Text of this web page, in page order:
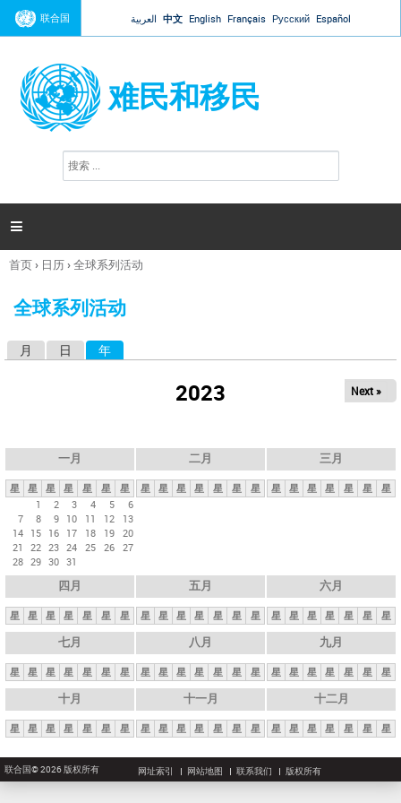
Jump to navigation
联合国 العربية 中文 English Français Русский Español
难民和移民
搜
索

你
这
首页› 日历›全球系列活动
全球系列活动
月 日 年
2023 Next »
一月
星 星 星 星 星 星
星
1
2 3 4 5
6
7
8 9 10 11 12
13
14 15 16 17 18 19 20
21
22 23 24 25 26 27
28 29 30 31
二月
星 星 星 星 星 星 星
三月
星 星 星 星 星 星 星
四月
星 星 星 星 星 星 星
五月
星 星 星 星 星 星 星
六月
星 星 星 星 星 星 星
七月
星 星 星 星 星 星 星
八月
星 星 星 星 星 星 星
九月
星 星 星 星 星 星 星
十月
星 星 星 星 星 星 星
十一月
星 星 星 星 星 星 星
十二月
星 星 星 星 星 星 星
联合国© 2026 版权所有 网址索引 网站地图 联系我们 版权所有